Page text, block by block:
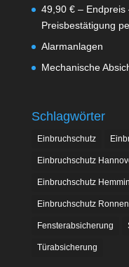
49,90 € – Endpreis
Preisbestätigung
Alarmanlagen
Mechanische
Schlagwörter
Einbruchschutz
Einbruchschutz
Einbruchschutz
Einbruchschutz
Fensterabsicherung
Türabsicherung